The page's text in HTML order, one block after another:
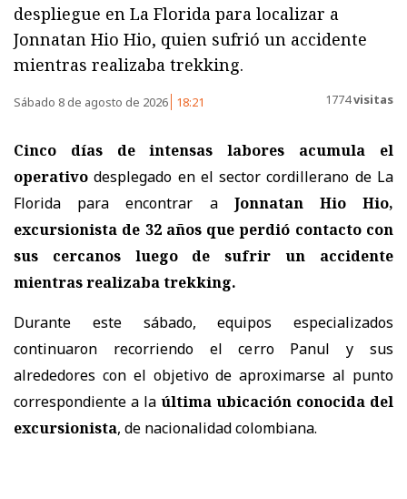
despliegue en La Florida para localizar a
Jonnatan Hio Hio, quien sufrió un accidente
mientras realizaba trekking.
Sábado 8 de agosto de 2026 18:21 1774visitas
Cinco días de intensas labores acumula el
operativo desplegado en el sector cordillerano de La
Florida para encontrar a Jonnatan Hio Hio,
excursionista de 32 años que perdió contacto con
sus cercanos luego de sufrir un accidente
mientras realizaba trekking.
Durante este sábado, equipos especializados
continuaron recorriendo el cerro Panul y sus
alrededores con el objetivo de aproximarse al punto
correspondiente a la última ubicación conocida del
excursionista, de nacionalidad colombiana.